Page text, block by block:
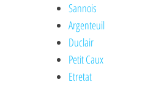
Sannois
Argenteuil
Duclair
Petit Caux
Etretat